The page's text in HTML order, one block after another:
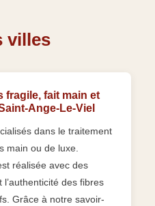
villes
fragile, fait main et
Ange-Le-Viel
dans le traitement
main ou de luxe.
réalisée avec des
des fibres
Grâce à notre savoir-